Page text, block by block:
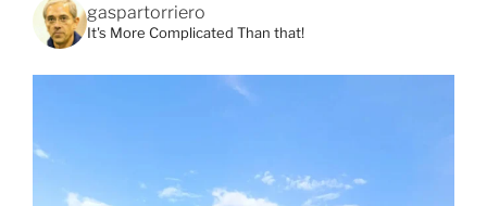
gaspartorriero
It's More Complicated Than that!